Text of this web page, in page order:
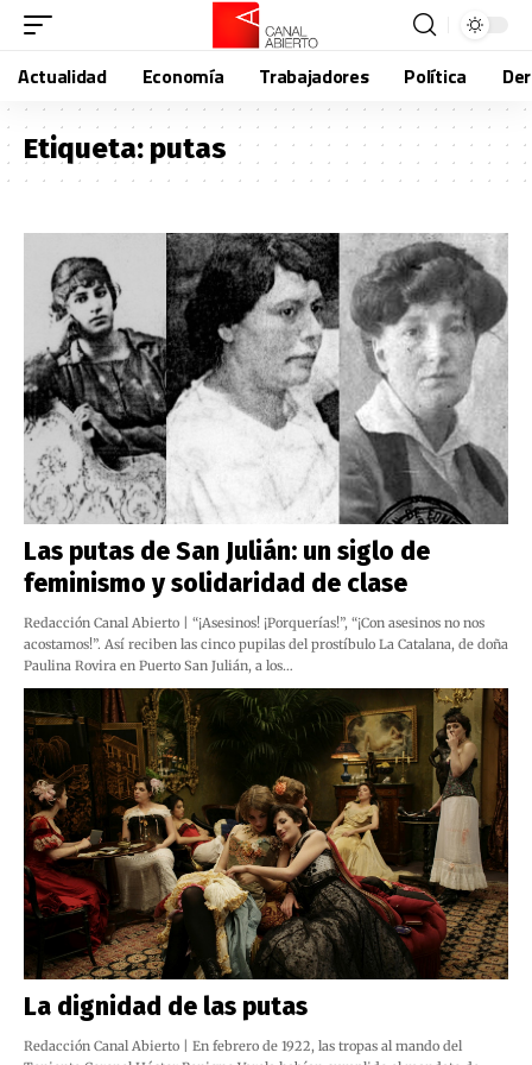
Actualidad Economía Trabajadores Política
Etiqueta:putas
Las putas de San Julián: un siglo de
feminismo y solidaridad de clase
Redacción Canal Abierto | “¡Asesinos! ¡Porquerías!”, “¡Con asesinos no nos
acostamos!”. Así reciben las cinco pupilas del prostíbulo La Catalana, de doña
Paulina Rovira en Puerto San Julián, a los…
La dignidad de las putas
Redacción Canal Abierto | En febrero de 1922, las tropas al mando del